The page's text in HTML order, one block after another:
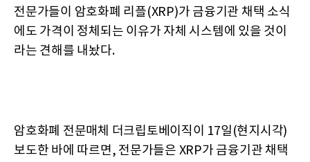
전문가들이 암호화폐 리플(XRP)가 금융기관 채택 소식
에도 가격이 정체되는 이유가 자체 시스템에 있을 것이
라는 견해를 내놨다.
암호화폐 전문매체 더크립토베이직이 17일(현지시각)
보도한 바에 따르면, 전문가들은 XRP가 금융기관 채택